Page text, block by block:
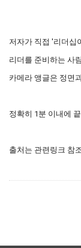
저자가 직접 '리더십
리더를 준비하는 사
카메라 앵글은 정면
정확히 1분 이내에 끝.
출처는 관련링크 참